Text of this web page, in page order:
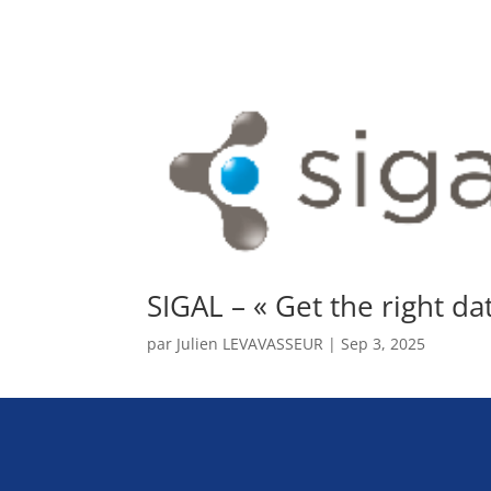
SIGAL – « Get the right
par Julien LEVAVASSEUR |Sep 3, 2025